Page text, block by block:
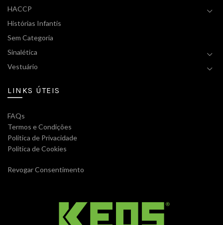
HACCP
Histórias Infantis
Sem Categoria
Sinalética
Vestuário
LINKS ÚTEIS
FAQs
Termos e Condições
Politica de Privacidade
Politica de Cookies
Revogar Consentimento